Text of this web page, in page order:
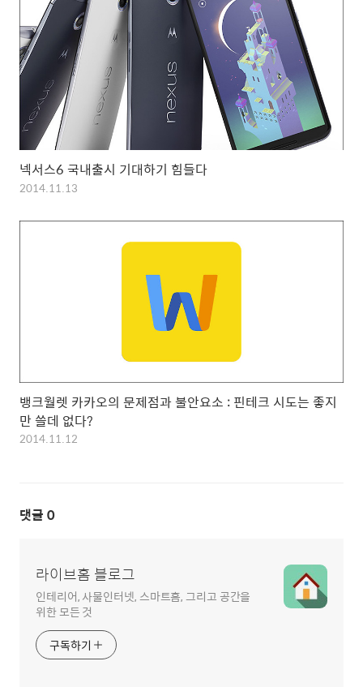
넥서스6 국내출시 기대하기 힘들다
2014.11.13
뱅크월렛 카카오의 문제점과 불안요소 : 핀테크 시도는 좋지
만 쓸데 없다?
2014.11.12
댓글 0
라이브홈 블로그
인테리어, 사물인터넷, 스마트홈, 그리고 공간을
위한 모든 것
구독하기